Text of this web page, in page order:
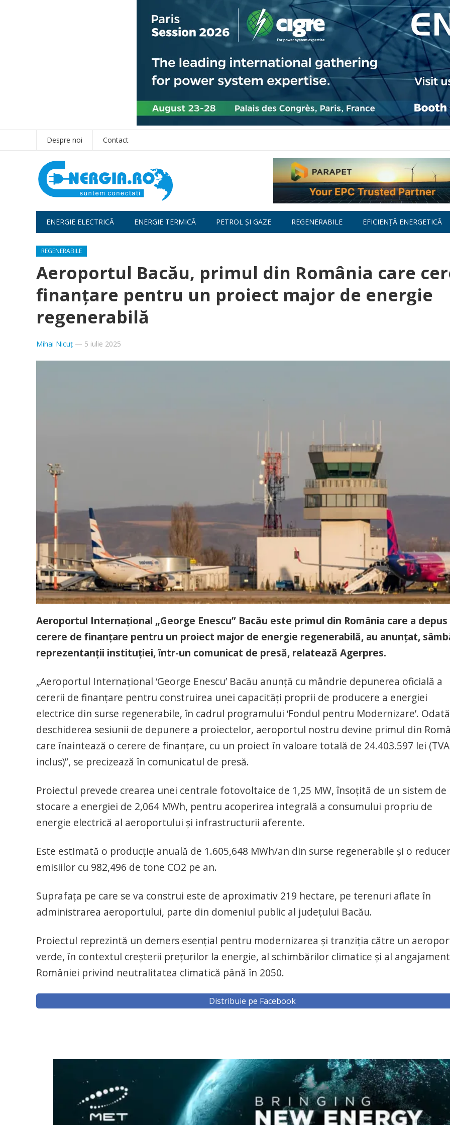
Despre noi Contact
ENERGIE ELECTRICĂ ENERGIE TERMICĂ PETROL ȘI GAZE REGENERABILE EFICIENȚĂ ENERGETICĂ
REGENERABILE
Aeroportul Bacău, primul din România care
finanțare pentru un proiect major de energie
regenerabilă
Mihai Nicuț — 5 iulie 2025
Aeroportul Internaţional „George Enescu” Bacău este primul din România care a depus
cerere de finanţare pentru un proiect major de energie regenerabilă, au anunţat,
reprezentanţii instituţiei, într-un comunicat de presă, relatează Agerpres.
„Aeroportul Internaţional ‘George Enescu’ Bacău anunţă cu mândrie depunerea oficială a
cererii de finanţare pentru construirea unei capacităţi proprii de producere a energiei
electrice din surse regenerabile, în cadrul programului ‘Fondul pentru Modernizare’.
deschiderea sesiunii de depunere a proiectelor, aeroportul nostru devine primul din
care înaintează o cerere de finanţare, cu un proiect în valoare totală de 24.403.597 lei (TVA
inclus)”, se precizează în comunicatul de presă.
Proiectul prevede crearea unei centrale fotovoltaice de 1,25 MW, însoţită de un sistem de
stocare a energiei de 2,064 MWh, pentru acoperirea integrală a consumului propriu de
energie electrică al aeroportului şi infrastructurii aferente.
Este estimată o producţie anuală de 1.605,648 MWh/an din surse regenerabile şi o
emisiilor cu 982,496 de tone CO2 pe an.
Suprafaţa pe care se va construi este de aproximativ 219 hectare, pe terenuri aflate în
administrarea aeroportului, parte din domeniul public al judeţului Bacău.
Proiectul reprezintă un demers esenţial pentru modernizarea şi tranziţia către un
verde, în contextul creşterii preţurilor la energie, al schimbărilor climatice şi al
României privind neutralitatea climatică până în 2050.
Distribuie pe Facebook